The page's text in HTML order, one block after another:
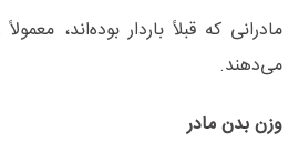
مادرانی که قبلاً باردار بوده‌اند،
می‌دهند.
وزن بدن مادر